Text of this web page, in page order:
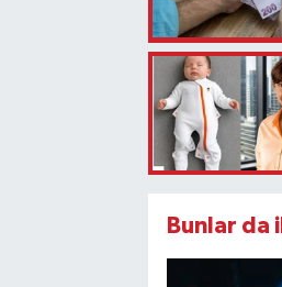
Bunlar da